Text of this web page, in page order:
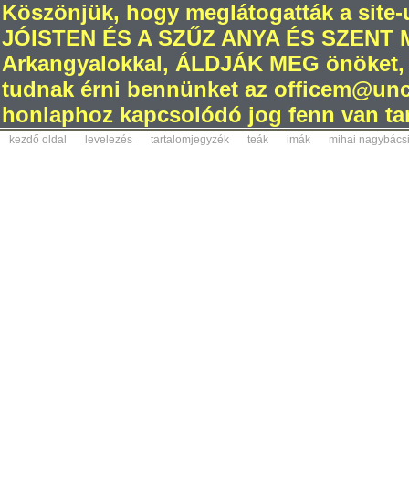
Köszönjük, hogy meglátogatták a
JÓISTEN ÉS A SZŰZ ANYA ÉS
Arkangyalokkal, ÁLDJÁK MEG
tudnak érni bennünket az
honlaphoz kapcsolódó jog fenn van
kezdő oldal levelezés tartalomjegyzék teák imák mihai nagybácsi